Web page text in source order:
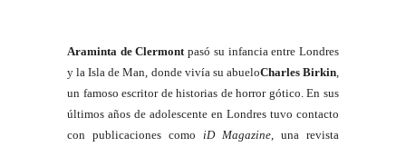
Araminta de Clermont pasó su infancia entre Londres
y la Isla de Man, donde vivía su abueloCharles Birkin
un famoso escritor de historias de horror gótico. En sus
últimos años de adolescente en Londres tuvo contacto
con publicaciones como
iD Magazine , una revista